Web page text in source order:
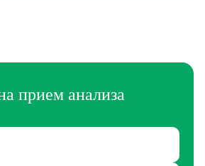
прием анализа